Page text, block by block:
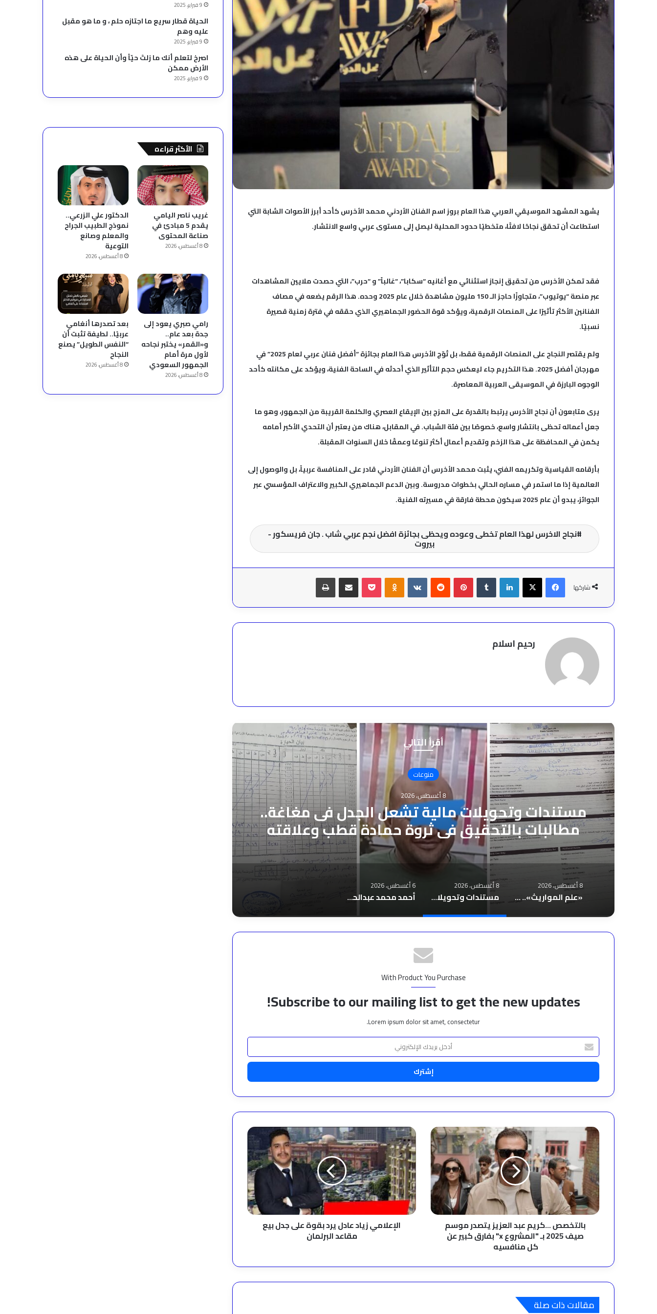
يشهد المشهد الموسيقي العربي هذا العام بروز اسم الفنان الأردني محمد الأخرس كأحد أبرز الأصوات الشابة التي
استطاعت أن تحقق نجاحًا لافتًا، متخطيًا حدود المحلية ليصل إلى مستوى عربي واسع الانتشار.
فقد تمكن الأخرس من تحقيق إنجاز استثنائي مع أغانيه “سكابا”، “غالباً” و “حرب”، التي حصدت ملايين المشاهدات
عبر منصة “يوتيوب”، متجاوزًا حاجز الـ 150 مليون مشاهدة خلال عام 2025 وحده. هذا الرقم يضعه في مصاف
الفنانين الأكثر تأثيرًا على المنصات الرقمية، ويؤكد قوة الحضور الجماهيري الذي حققه في فترة زمنية قصيرة
نسبيًا.
ولم يقتصر النجاح على المنصات الرقمية فقط، بل تُوّج الأخرس هذا العام بجائزة “أفضل فنان عربي لعام 2025” في
مهرجان أفضل 2025. هذا التكريم جاء ليعكس حجم التأثير الذي أحدثه في الساحة الفنية، ويؤكد على مكانته كأحد
الوجوه البارزة في الموسيقى العربية المعاصرة.
يرى متابعون أن نجاح الأخرس يرتبط بالقدرة على المزج بين الإيقاع العصري والكلمة القريبة من الجمهور، وهو ما
جعل أعماله تحظى بانتشار واسع، خصوصًا بين فئة الشباب. في المقابل، هناك من يعتبر أن التحدي الأكبر أمامه
يكمن في المحافظة على هذا الزخم وتقديم أعمال أكثر تنوعًا وعمقًا خلال السنوات المقبلة.
بأرقامه القياسية وتكريمه الفني، يثبت محمد الأخرس أن الفنان الأردني قادر على المنافسة عربياً، بل والوصول إلى
العالمية إذا ما استمر في مساره الحالي بخطوات مدروسة. وبين الدعم الجماهيري الكبير والاعتراف المؤسسي عبر
الجوائز، يبدو أن عام 2025 سيكون محطة فارقة في مسيرته الفنية.
نجاح الاخرس لهذا العام تخطى وعوده ويحظى بجائزة افضل نجم عربي شاب . جان فريسكور -
بيروت
شاركها
فيسبوك‫X لينكدإن بينتيريست Odnoklassniki
‫Pocket مشاركة عبر البريد طباعة
رحيم اسلام
أقرأ التالي
منوعات
8 أغسطس، 2026
مستندات وتحويلات مالية تشعل الجدل فى مغاغة..
مطالبات بالتحقيق فى ثروة حمادة قطب وعلاقته
بـ”مستريح المنيا”
8 أغسطس، 2026
«علم المواريث».. إصدار جديد للكاتب أشرف عيد محمد سلام ضمن إصدارات صيف 2026
8 أغسطس، 2026
مستندات وتحويلات مالية تشعل الجدل فى مغاغة.. مطالبات بالتحقيق فى ثروة حمادة قطب وعلاقته بـ”مستريح المنيا”
6 أغسطس، 2026
أحمد محمد عبدالحميد يُتم برنامج “مداد للتطوير التربوي” من كلية الإمارات للتطوير التربوي
With Product You Purchase
Subscribe to our mailing list to get the new updates!
Lorem ipsum dolor sit amet, consectetur.
أدخل
بريدك
الإلكتروني
بالتخصص
...كريم
عبد
العزيز
يتصدر
موسم
صيف
2025
بـ
"المشروع
عن
منافسيه
بالتخصص ...كريم عبد العزيز يتصدر موسم
صيف 2025 بـ "المشروع x" بفارق كبير عن
كل منافسيه
الإعلامي
زياد
عادل
يرد
بقوة
على
جدل
بيع
مقاعد
البرلمانالإعلامي زياد عادل يرد بقوة على جدل بيع
مقاعد البرلمان
مقالات ذات صلة
9 فبراير، 2025
الحياة قطار سريع ما اجتازه حلم ، و ما هو مقبل
عليه وهم
9 فبراير، 2025
‫اصرخ لتعلم أنك ما زلتَ حيّاً وأن الحياة على هذه
الأرض ممكن
9 فبراير، 2025
الأكثر قراءه
غريب ناصر اليامي
يقدم 5 مبادئ في
صناعة المحتوى
8 أغسطس، 2026
الدكتور علي الزرعي..
نموذج الطبيب الجراح
والمعلم وصانع
التوعية
8 أغسطس، 2026
رامي صبري يعود إلى
جدة بعد عام..
و«القمر» يختبر نجاحه
لأول مرة أمام
الجمهور السعودي
8 أغسطس، 2026
بعد تصدرها أنغامي
عربيًا.. لطيفة تثبت أن
“النفس الطويل” يصنع
النجاح
8 أغسطس، 2026